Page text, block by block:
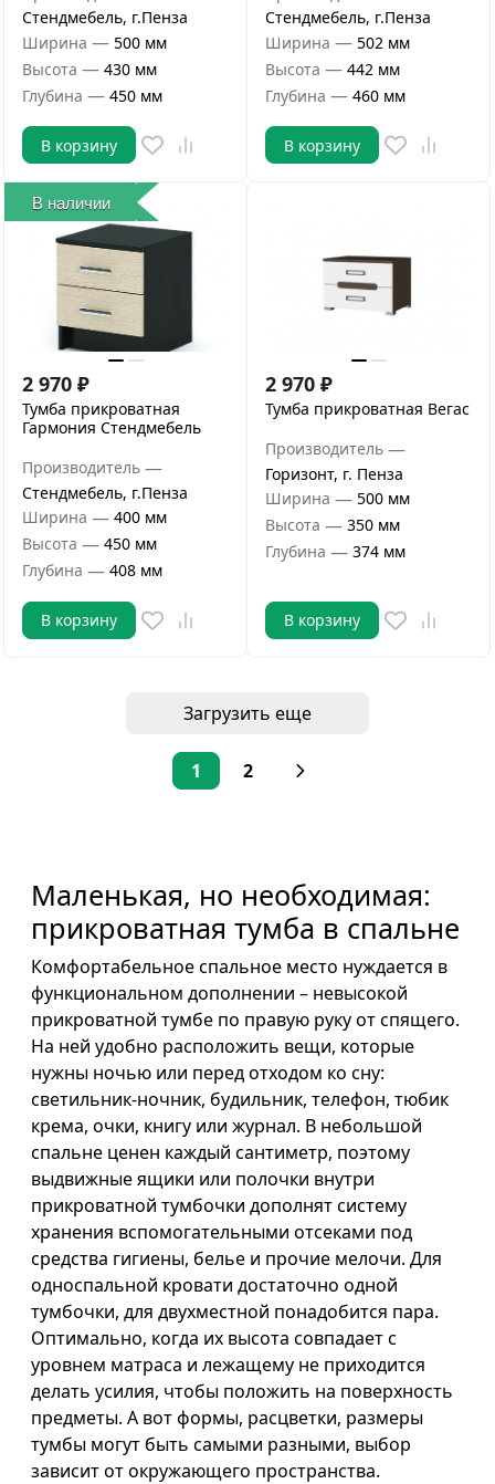
Стендмебель, г.Пенза
Ширина — 500 мм
Высота — 430 мм
Глубина — 450 мм
В корзину
Стендмебель, г.Пенза
Ширина — 502 мм
Высота — 442 мм
Глубина — 460 мм
В корзину
В наличии
2 970 ₽
Тумба прикроватная
Гармония Стендмебель
Производитель —
Стендмебель, г.Пенза
Ширина — 400 мм
Высота — 450 мм
Глубина — 408 мм
В корзину
2 970 ₽
Тумба прикроватная Вегас
Производитель —
Горизонт, г. Пенза
Ширина — 500 мм
Высота — 350 мм
Глубина — 374 мм
В корзину
Загрузить еще
1 2
Маленькая, но необходимая:
прикроватная тумба в спальне
Комфортабельное спальное место нуждается в
функциональном дополнении – невысокой
прикроватной тумбе по правую руку от спящего.
На ней удобно расположить вещи, которые
нужны ночью или перед отходом ко сну:
светильник-ночник, будильник, телефон, тюбик
крема, очки, книгу или журнал. В небольшой
спальне ценен каждый сантиметр, поэтому
выдвижные ящики или полочки внутри
прикроватной тумбочки дополнят систему
хранения вспомогательными отсеками под
средства гигиены, белье и прочие мелочи. Для
односпальной кровати достаточно одной
тумбочки, для двухместной понадобится пара.
Оптимально, когда их высота совпадает с
уровнем матраса и лежащему не приходится
делать усилия, чтобы положить на поверхность
предметы. А вот формы, расцветки, размеры
тумбы могут быть самыми разными, выбор
зависит от окружающего пространства.